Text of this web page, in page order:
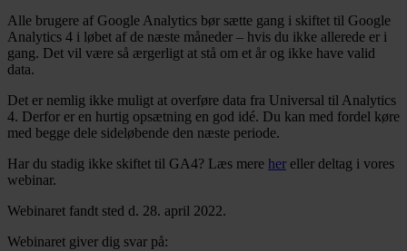
Alle brugere af Google Analytics bør sætte gang i skiftet til Google
Analytics 4 i løbet af de næste måneder – hvis du ikke allerede er i
gang. Det vil være så ærgerligt at stå om et år og ikke have valid
data.
Det er nemlig ikke muligt at overføre data fra Universal til Analytics
4. Derfor er en hurtig opsætning en god idé. Du kan med fordel køre
med begge dele sideløbende den næste periode.
Har du stadig ikke skiftet til GA4? Læs mere her eller deltag i vores
webinar.
Webinaret fandt sted d. 28. april 2022.
Webinaret giver dig svar på: